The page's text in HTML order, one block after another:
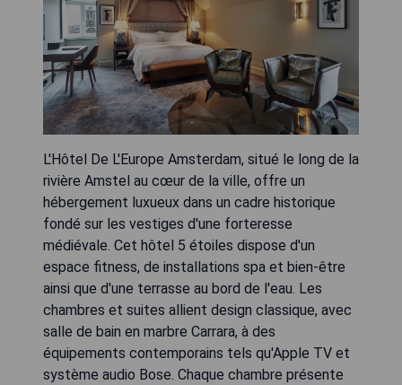
L'Hôtel De L'Europe Amsterdam, situé le long de la
rivière Amstel au cœur de la ville, offre un
hébergement luxueux dans un cadre historique
fondé sur les vestiges d'une forteresse
médiévale. Cet hôtel 5 étoiles dispose d'un
espace fitness, de installations spa et bien-être
ainsi que d'une terrasse au bord de l'eau. Les
chambres et suites allient design classique, avec
salle de bain en marbre Carrara, à des
équipements contemporains tels qu'Apple TV et
système audio Bose. Chaque chambre présente